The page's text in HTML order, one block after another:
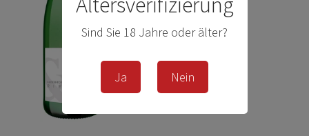
Sind Sie 18 Jahre oder älter?
Ja Nein